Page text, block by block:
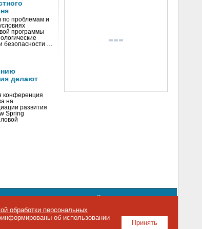
по проблемам и
программы
безопасности …
делают
конференция
на
развития
Spring
материалов сайта
Принять
обработки персональных
об использовании